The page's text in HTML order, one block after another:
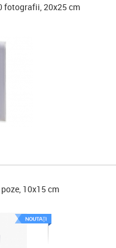
fotografii, 20x25 cm
10x15 cm